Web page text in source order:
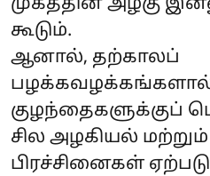
கூடும்.
ஆனால், தற்காலப்
குழந்தைகளுக்குப்
சில அழகியல்
பிரச்சினைகள்